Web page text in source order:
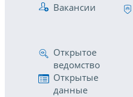
Вакансии
Открытое
ведомство
Открытые
данные